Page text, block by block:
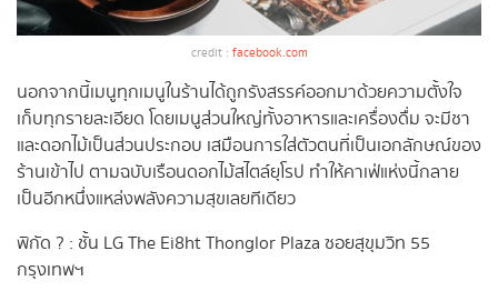
credit : facebook.com
นอกจากนี้เมนูทุกเมนูในร้านได้ถูกรังสรรค์ออกมาด้วยความตั้งใจ
เก็บทุกรายละเอียด โดยเมนูส่วนใหญ่ทั้งอาหารและเครื่องดื่ม จะมีชา
และดอกไม้เป็นส่วนประกอบ เสมือนการใส่ตัวตนที่เป็นเอกลักษณ์ของ
ร้านเข้าไป ตามฉบับเรือนดอกไม้สไตล์ยุโรป ทำให้คาเฟ่แห่งนี้กลาย
เป็นอีกหนึ่งแหล่งพลังความสุขเลยทีเดียว
พิกัด ? : ชั้น LG The Ei8ht Thonglor Plaza ซอยสุขุมวิท 55
กรุงเทพฯ